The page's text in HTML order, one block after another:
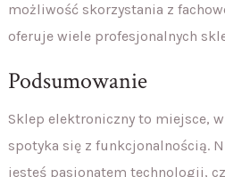
możliwość skorzystania z
oferuje wiele profesjonalnych
Podsumowanie
Sklep elektroniczny to miejsce,
spotyka się z funkcjonalnością.
jesteś pasjonatem technologii,